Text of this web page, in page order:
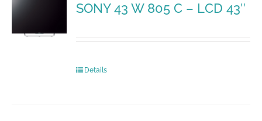
SONY 43 W 805 C – LCD 43″
Details